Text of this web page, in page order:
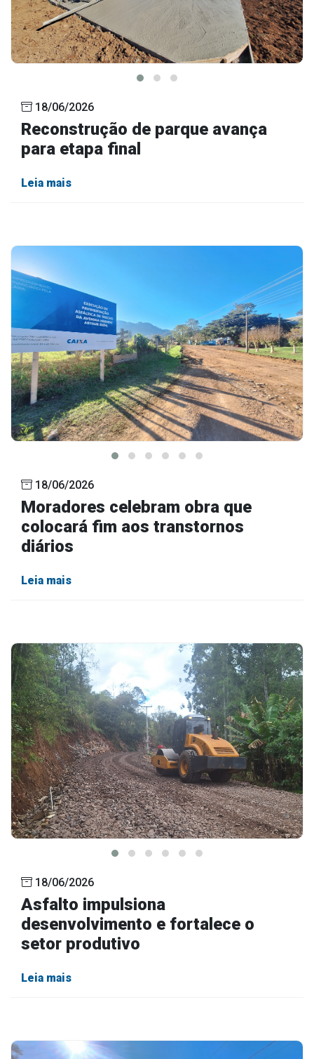
18/06/2026
Reconstrução de parque avança
para etapa final
Leia mais
18/06/2026
Moradores celebram obra que
colocará fim aos transtornos
diários
Leia mais
18/06/2026
Asfalto impulsiona
desenvolvimento e fortalece o
setor produtivo
Leia mais